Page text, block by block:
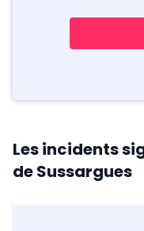
Les incidents
de Sussargues